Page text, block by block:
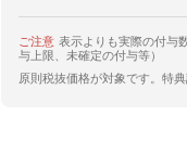
ご注意 表示よりも実際の付与
与上限、未確定の付与等）
原則税抜価格が対象です。特